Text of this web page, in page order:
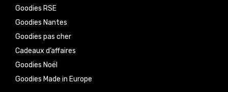
Goodies RSE
Goodies Nantes
Goodies pas cher
Cadeaux d’affaires
Goodies Noël
Goodies Made in Europe